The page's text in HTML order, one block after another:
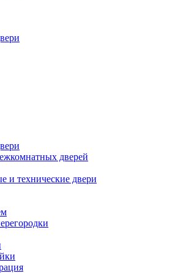
дверей
и технические двери